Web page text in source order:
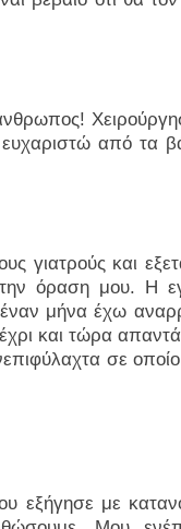
από τα
γιατρούς και
όραση μου. Η
έναν μήνα έχω
και τώρα
σε οποίο
εξήγησε με